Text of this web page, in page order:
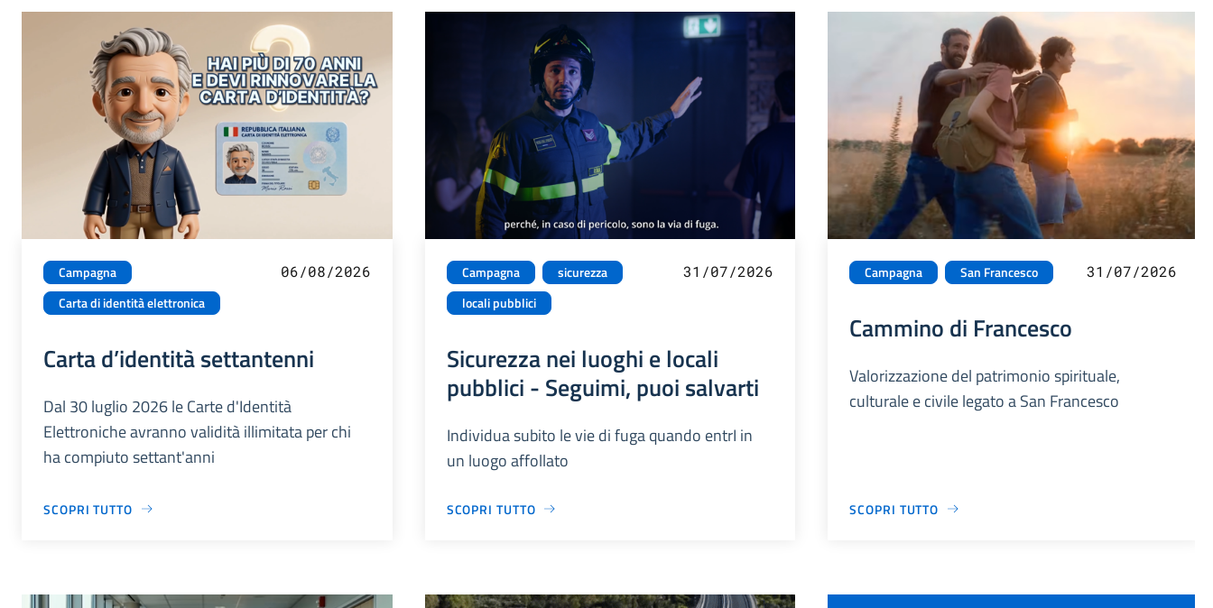
Campagna
Carta di identità elettronica
06/08/2026
Carta d’identità settantenni
Dal 30 luglio 2026 le Carte d'Identità
Elettroniche avranno validità illimitata per chi
ha compiuto settant'anni
SCOPRI TUTTO
Campagna
sicurezza
locali pubblici
31/07/2026
Sicurezza nei luoghi e locali
pubblici - Seguimi, puoi salvarti
Individua subito le vie di fuga quando entrI in
un luogo affollato
SCOPRI TUTTO
Campagna San Francesco 31/07/2026
Cammino di Francesco
Valorizzazione del patrimonio spirituale,
culturale e civile legato a San Francesco
SCOPRI TUTTO